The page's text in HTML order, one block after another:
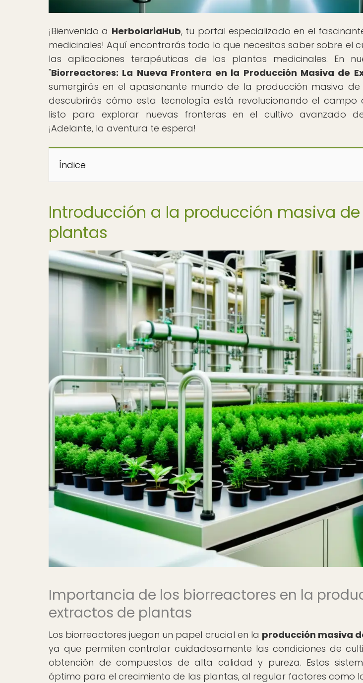
¡Bienvenido a HerbolariaHub, tu portal especializado en el
medicinales! Aquí encontrarás todo lo que necesitas saber sobre el
las aplicaciones terapéuticas de las plantas medicinales. En
"Biorreactores: La Nueva Frontera en la Producción Masiva de
sumergirás en el apasionante mundo de la producción masiva
descubrirás cómo esta tecnología está revolucionando el campo
listo para explorar nuevas fronteras en el cultivo avanzado
¡Adelante, la aventura te espera!
Índice
Introducción a la producción masiva
plantas
Importancia de los biorreactores en la
extractos de plantas
Los biorreactores juegan un papel crucial en la producción masiva
ya que permiten controlar cuidadosamente las condiciones de
obtención de compuestos de alta calidad y pureza. Estos
óptimo para el crecimiento de las plantas, al regular factores como